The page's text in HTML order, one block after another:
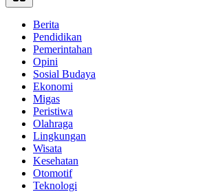
Berita
Pendidikan
Pemerintahan
Opini
Sosial Budaya
Ekonomi
Migas
Peristiwa
Olahraga
Lingkungan
Wisata
Kesehatan
Otomotif
Teknologi